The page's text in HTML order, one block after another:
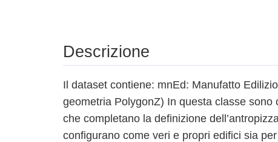
Descrizione
Il dataset contiene: mnEd: Manufatto
geometria PolygonZ) In questa classe sono
che completano la definizione
configurano come veri e propri edifici sia